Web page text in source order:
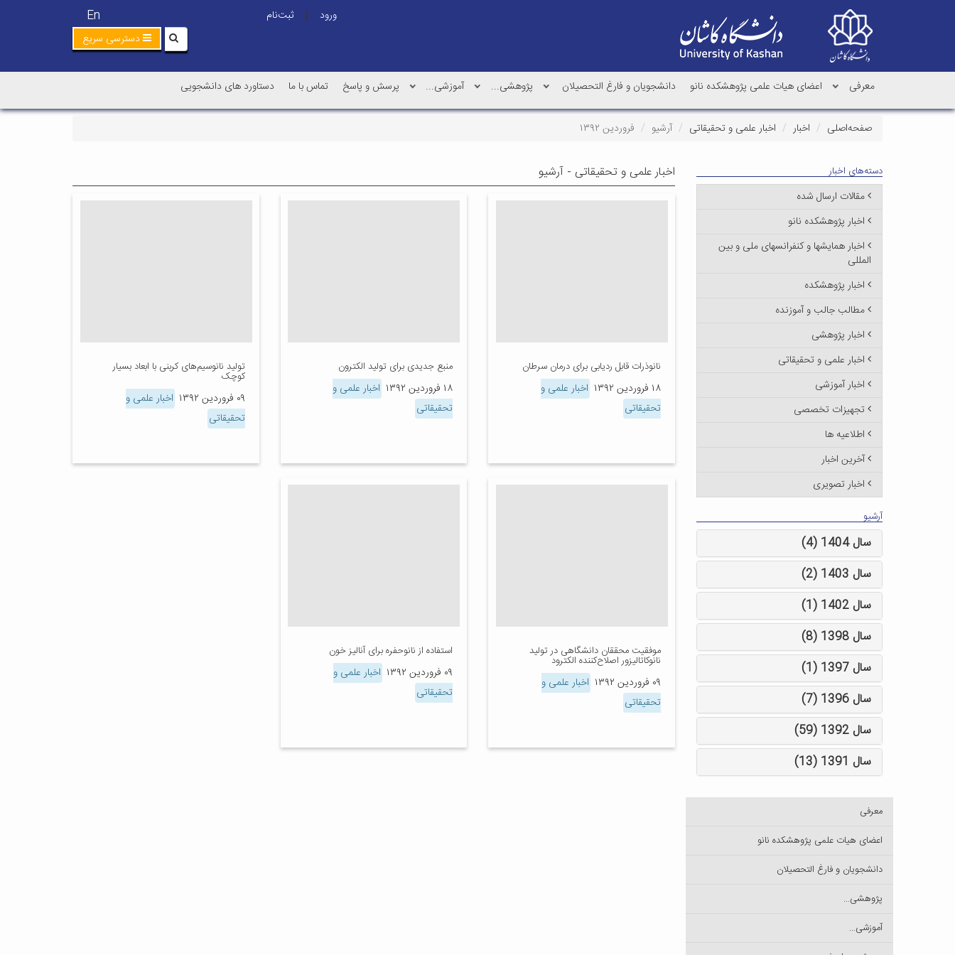
En ورود |
ثبت‌نام
دسترسی سریع
معرفی اعضای هیات علمی پژوهشکده نانو دانشجویان و فارغ التحصیلان پژوهشی... آموزشی... پرسش و پاسخ تماس با ما دستاورد های دانشجویی
صفحه‌اصلی اخبار اخبار علمی و تحقیقاتی آرشیو فروردین ۱۳۹۲
اخبار علمی و تحقیقاتی - آرشیو
نانوذرات قابل ردیابی برای درمان سرطان
۱۸ فروردین ۱۳۹۲
اخبار علمی و
تحقیقاتی
منبع جدیدی برای تولید الکترون
۱۸ فروردین ۱۳۹۲
اخبار علمی و
تحقیقاتی
تولید نانوسیم‌های کربنی با ابعاد بسیار
کوچک
۰۹ فروردین ۱۳۹۲
اخبار علمی و
تحقیقاتی
موفقیت محققان دانشگاهی در تولید
نانوکاتالیزور اصلاح‌کننده الکترود
۰۹ فروردین ۱۳۹۲
اخبار علمی و
تحقیقاتی
استفاده از نانوحفره برای آنالیز خون
۰۹ فروردین ۱۳۹۲
اخبار علمی و
تحقیقاتی
دسته‌های اخبار
مقالات ارسال شده
اخبار پژوهشکده نانو
اخبار همایشها و کنفرانسهای ملی و بین
المللی
اخبار پژوهشکده
مطالب جالب و آموزنده
اخبار پژوهشی
اخبار علمی و تحقیقاتی
اخبار آموزشی
تجهیزات تخصصی
اطلاعیه ها
آخرین اخبار
اخبار تصویری
آرشیو
سال 1404 (4)
سال 1403 (2)
سال 1402 (1)
سال 1398 (8)
سال 1397 (1)
سال 1396 (7)
سال 1392 (59)
سال 1391 (13)
معرفی
اعضای هیات علمی پژوهشکده نانو
دانشجویان و فارغ التحصیلان
پژوهشی...
آموزشی...